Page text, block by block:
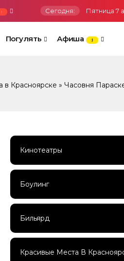
! Сегодня: Пятница 7
Погулять Афиша :)
в Красноярске » Часовня
Кинотеатры
Боулинг
Бильярд
Красивые Места В